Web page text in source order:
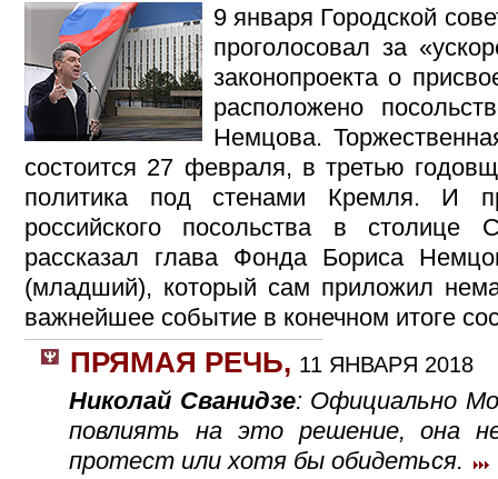
9 января Городской
проголосовал за
законопроекта о
расположено
Немцова.
состоится 27 февраля, в третью
политика под стенами Кремля. И
российского посольства в
рассказал глава Фонда Бориса
(младший), который сам приложил
важнейшее событие в конечном итоге
ПРЯМАЯ РЕЧЬ, 11 ЯНВАРЯ 2018
Николай Сванидзе: Официально
повлиять на это решение, она
протест или хотя бы обидеться.